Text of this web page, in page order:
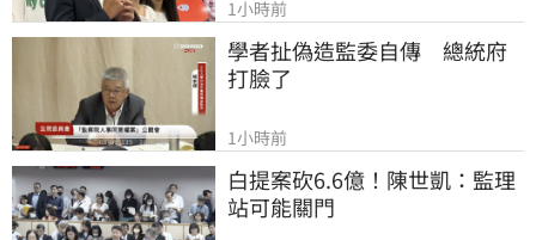
1小時前
學者扯偽造監委自傳　總統府
打臉了
1小時前
白提案砍6.6億！陳世凱：監理
站可能關門